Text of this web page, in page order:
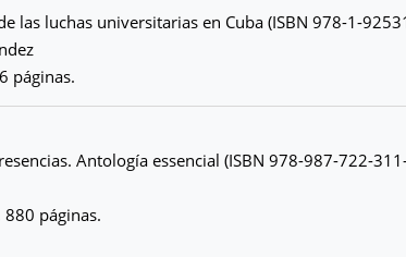
las luchas universitarias en Cuba (ISBN 978-1-
páginas.
Antología essencial (ISBN 978-987-722-
880 páginas.